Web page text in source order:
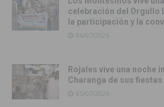
celebración del Orgullo
la participación y la
06/07/2026
Rojales vive una noche
Charanga de sus
05/07/2026